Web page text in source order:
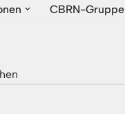
CBRN-Gruppe